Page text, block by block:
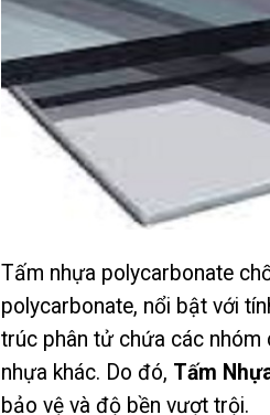
Tấm nhựa polycarbonate
polycarbonate, nổi bật với
trúc phân tử chứa các nhóm
nhựa khác. Do đó, Tấm
bảo vệ và độ bền vượt trội.